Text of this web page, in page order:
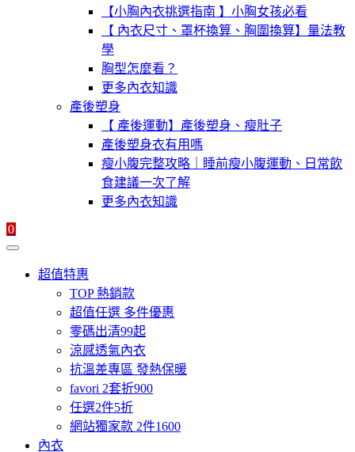
【小胸內衣挑選指南 】小胸女孩必看
【 內衣尺寸、罩杯換算、胸圍換算】量法教
學
胸型怎麼看？
更多內衣知識
產後塑身
【 產後運動】產後塑身、瘦肚子
產後塑身衣有用嗎
瘦小腹完整攻略｜睡前瘦小腹運動、日常飲
食建議一次了解
更多內衣知識
0
超值特惠
TOP 熱銷款
超值任選 多件優惠
零碼出清99起
涼感透氣內衣
抗溫差專區 發熱保暖
favori 2套折900
任選2件5折
網站獨家款 2件1600
內衣